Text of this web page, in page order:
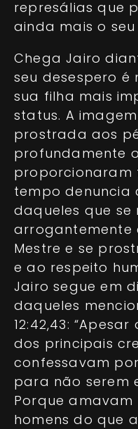
represálias que
ainda mais o
Chega Jairo
seu desespero é
sua filha mais
status. A
prostrada aos
profundamente
proporcionaram
tempo denuncia
daqueles que se
arrogantemente
Mestre e se
e ao respeito
Jairo segue em
daqueles
12:42,43:
dos principais
confessavam
para não serem
Porque
homens do que